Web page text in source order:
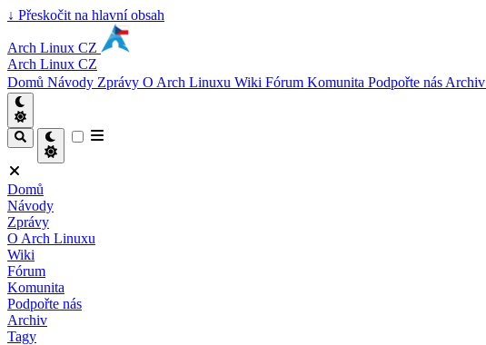
↓ Přeskočit na hlavní obsah
Arch Linux CZ
Arch Linux CZ
Domů Návody Zprávy O Arch Linuxu Wiki Fórum Komunita Podpořte nás Archiv
Domů
Návody
Zprávy
O Arch Linuxu
Wiki
Fórum
Komunita
Podpořte nás
Archiv
Tagy